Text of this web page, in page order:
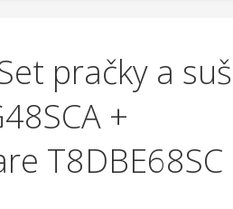
pračky a
+
T8DBE68SC